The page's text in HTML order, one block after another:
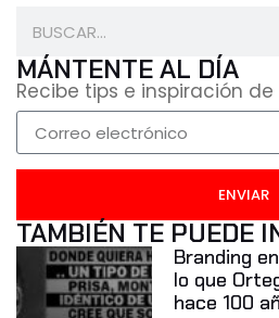
MÁNTENTE AL DÍA
Recibe tips e inspiración
ENVIAR
TAMBIÉN TE PUEDE
Branding
lo que
hace 100